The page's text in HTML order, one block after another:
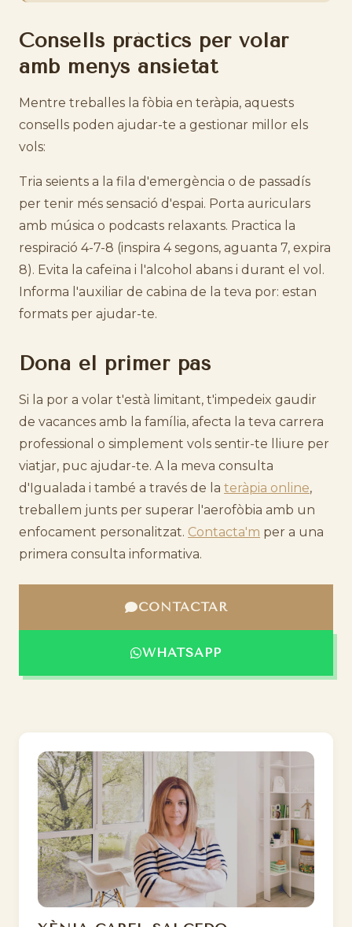
Consells pràctics per volar
amb menys ansietat
Mentre treballes la fòbia en teràpia, aquests
consells poden ajudar-te a gestionar millor els
vols:
Tria seients a la fila d'emergència o de passadís
per tenir més sensació d'espai. Porta auriculars
amb música o podcasts relaxants. Practica la
respiració 4-7-8 (inspira 4 segons, aguanta 7, expira
8). Evita la cafeïna i l'alcohol abans i durant el vol.
Informa l'auxiliar de cabina de la teva por: estan
formats per ajudar-te.
Dona el primer pas
Si la por a volar t'està limitant, t'impedeix gaudir
de vacances amb la família, afecta la teva carrera
professional o simplement vols sentir-te lliure per
viatjar, puc ajudar-te. A la meva consulta
d'Igualada i també a través de la teràpia online,
treballem junts per superar l'aerofòbia amb un
enfocament personalitzat. Contacta'm per a una
primera consulta informativa.
CONTACTAR
WHATSAPP